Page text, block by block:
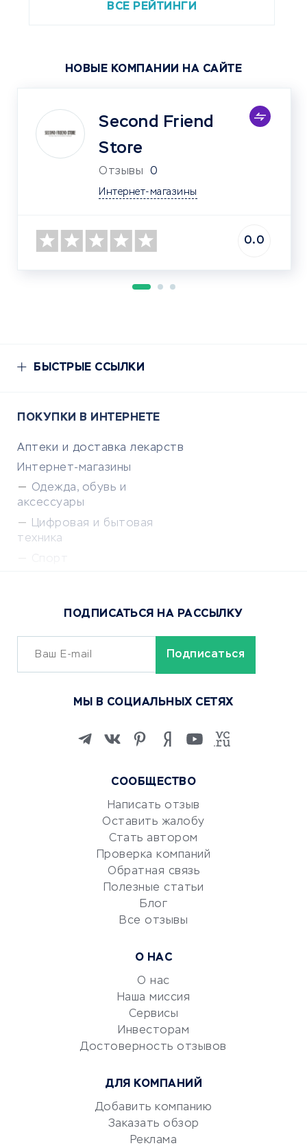
ВСЕ РЕЙТИНГИ
НОВЫЕ КОМПАНИИ НА САЙТЕ
Second Friend
Store
Отзывы 0
Интернет-магазины
0.0
БЫСТРЫЕ ССЫЛКИ
ПОКУПКИ В ИНТЕРНЕТЕ
Аптеки и доставка лекарств
Интернет-магазины
Одежда, обувь и
аксессуары
Цифровая и бытовая
техника
Сервисы доставки
ОБУЧЕНИЕ И РАБОТА
Изучение иностранных
Маркетинг и продажи
Репетиторство
Красота и здоровье
Сервисы по поиску работы
Сетевой маркетинг
УСЛУГИ ДЛЯ БИЗНЕСА
документооборот
Консалтинговые компании
Аудиторские компании
Бухгалтерия онлайн
СООБЩЕСТВО
Написать отзыв
Оставить жалобу
Стать автором
Проверка компаний
Обратная связь
Полезные статьи
Блог
Все отзывы
О НАС
О нас
Наша миссия
Сервисы
Инвесторам
Достоверность отзывов
ДЛЯ КОМПАНИЙ
Добавить компанию
Заказать обзор
Реклама
ПОДПИСАТЬСЯ НА РАССЫЛКУ
МЫ В СОЦИАЛЬНЫХ СЕТЯХ